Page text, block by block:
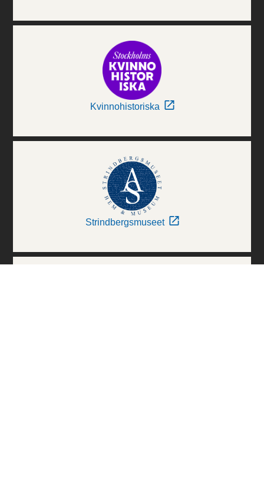
Kvinnohistoriska
Strindbergsmuseet